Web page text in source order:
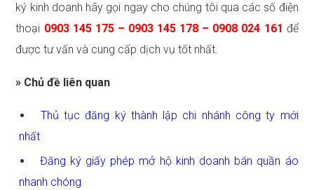
ký kinh doanh hãy gọi ngay cho chúng tôi qua các số điện
thoại 0903 145 175 – 0903 145 178 – 0908 024 161 để
được tư vấn và cung cấp dịch vụ tốt nhất.
» Chủ đề liên quan
Thủ tục đăng ký thành lập chi nhánh công ty mới
nhất
Đăng ký giấy phép mở hộ kinh doanh bán quần áo
nhanh chóng